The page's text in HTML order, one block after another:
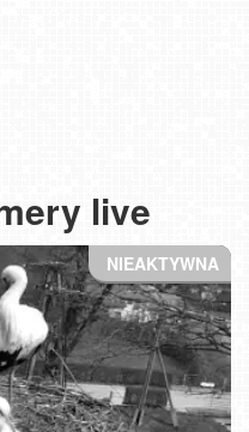
live